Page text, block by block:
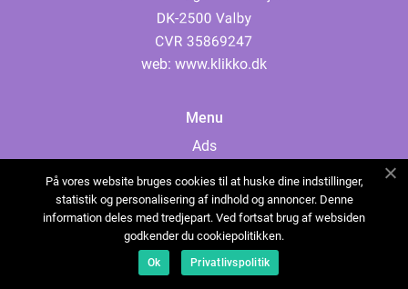
web: www.klikko.dk
Menu
Ads
Cookies
Contact
Sitemap
På vores website bruges cookies til at huske dine indstillinger,
statistik og personalisering af indhold og annoncer. Denne
information deles med tredjepart. Ved fortsat brug af websiden
godkender du cookiepolitikken.
Ok Privatlivspolitik